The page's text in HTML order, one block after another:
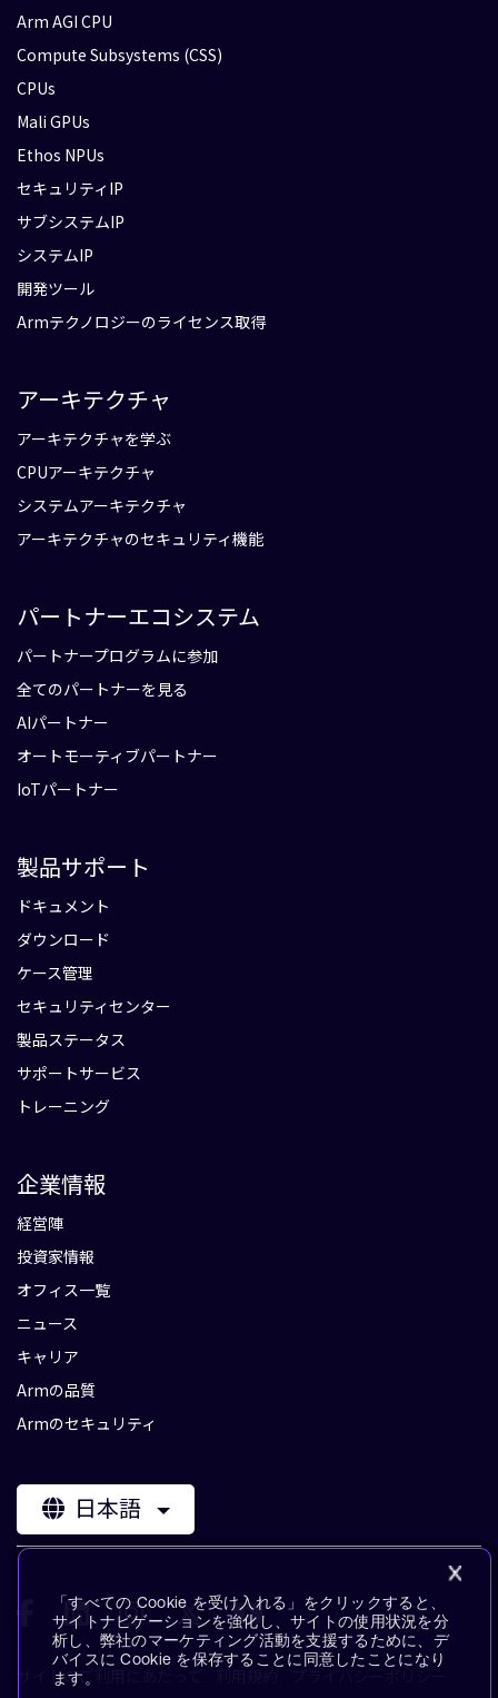
Arm AGI CPU
Compute Subsystems (CSS)
CPUs
Mali GPUs
Ethos NPUs
セキュリティIP
サブシステムIP
システムIP
開発ツール
Armテクノロジーのライセンス取得
アーキテクチャ
アーキテクチャを学ぶ
CPUアーキテクチャ
システムアーキテクチャ
アーキテクチャのセキュリティ機能
パートナーエコシステム
パートナープログラムに参加
全てのパートナーを見る
AIパートナー
オートモーティブパートナー
IoTパートナー
製品サポート
ドキュメント
ダウンロード
ケース管理
セキュリティセンター
製品ステータス
サポートサービス
トレーニング
企業情報
経営陣
投資家情報
オフィス一覧
ニュース
キャリア
Armの品質
Armのセキュリティ
日本語
サイトのご利用にあたって 利用規約
プライバシーポリシー
「すべての Cookie を受け入れる」をクリックすると、
サイトナビゲーションを強化し、サイトの使用状況を分
析し、弊社のマーケティング活動を支援するために、デ
バイスに Cookie を保存することに同意したことになり
ます。